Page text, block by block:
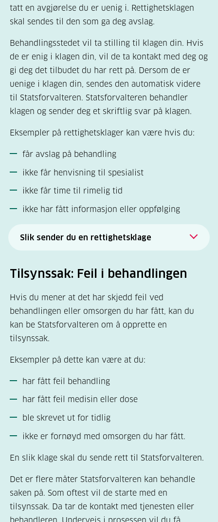
tatt en avgjørelse du er uenig i. Rettighetsklagen
skal sendes til den som ga deg avslag.
Behandlingsstedet vil ta stilling til klagen din. Hvis
de er enig i klagen din, vil de ta kontakt med deg og
gi deg det tilbudet du har rett på. Dersom de er
uenige i klagen din, sendes den automatisk videre
til Statsforvalteren. Statsforvalteren behandler
klagen og sender deg et skriftlig svar på klagen.
Eksempler på rettighetsklager kan være hvis du:
får avslag på behandling
ikke får henvisning til spesialist
ikke får time til rimelig tid
ikke har fått informasjon eller oppfølging
Slik sender du en rettighetsklage
oppgir informasjon om deg selv, som navn,
2. Hvem klager du på: Videre må du
oppgi hvilken virksomhet og tjeneste det er
du klager på, om det er hjemmesykepleien,
tjeneste. Rettes klagen mot tjenester ved et
sykehus og spesialisthelsetjenesten, er det
viktig å informere om hvilket sykehus og del
av sykehuset (klinikk, avdeling, sengepost) du
klager på.
3. Hva klager du på / hva skjedde: Det er
viktig å gi en beskrivelse av hva som
skjedde og tidspunktet det skjedde på.
Opplever du at du blir behandlet på en
dårlig og/eller feilaktig måte
i helsevesenet, noter dato og tidspunkt for
Tilsynssak: Feil i behandlingen
Hvis du mener at det har skjedd feil ved
behandlingen eller omsorgen du har fått, kan du
kan be Statsforvalteren om å opprette en
tilsynssak.
Eksempler på dette kan være at du:
har fått feil behandling
har fått feil medisin eller dose
ble skrevet ut for tidlig
ikke er fornøyd med omsorgen du har fått.
En slik klage skal du sende rett til Statsforvalteren.
Det er flere måter Statsforvalteren kan behandle
saken på. Som oftest vil de starte med en
tilsynssak. Da tar de kontakt med tjenesten eller
behandleren. Underveis i prosessen vil du få